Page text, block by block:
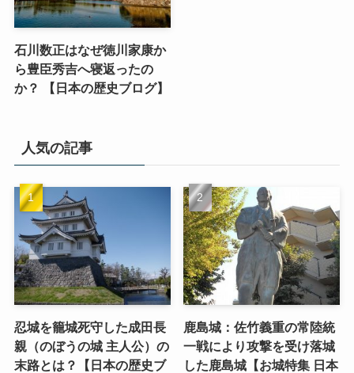
石川数正はなぜ徳川家康か
ら豊臣秀吉へ寝返ったの
か？ 【日本の歴史ブログ】
人気の記事
忍城を籠城死守した成田長
親（のぼうの城 主人公）の
末路とは？【日本の歴史ブ
鹿島城：佐竹義重の常陸統
一戦により攻撃を受け落城
した鹿島城【お城特集 日本